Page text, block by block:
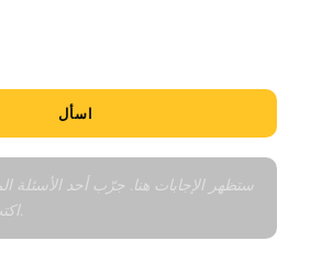
اسأل
اكتب سؤالك الخاص.